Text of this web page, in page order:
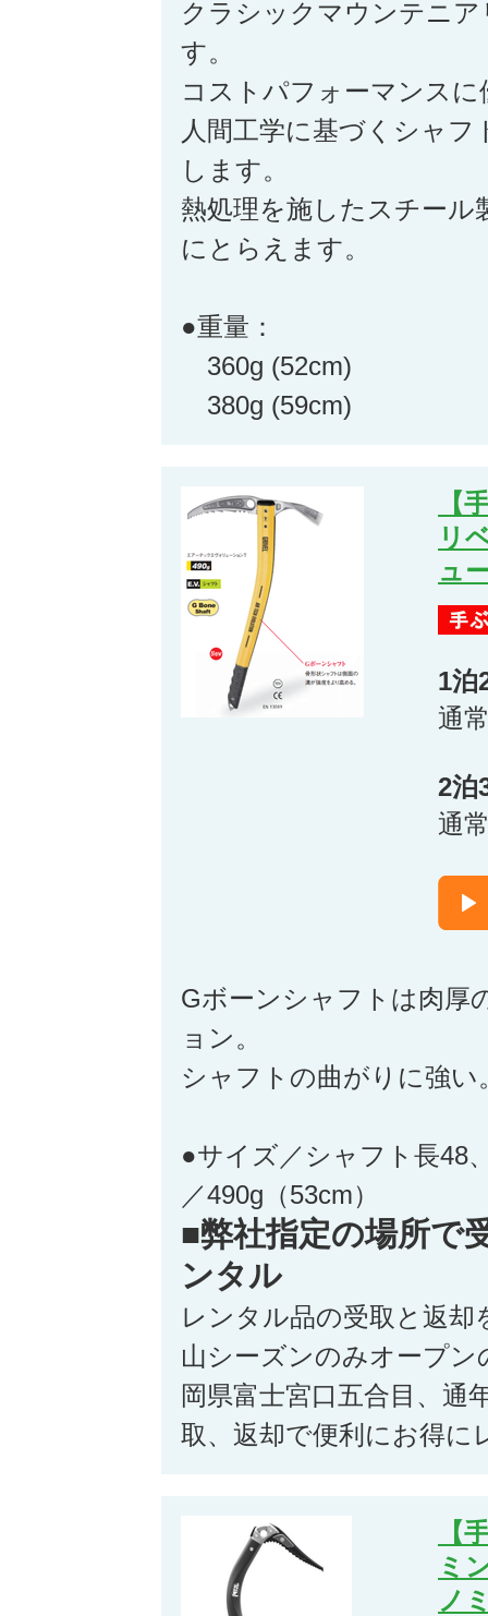
クラシックマウンテニ
す。
コストパフォーマンス
人間工学に基づくシャ
します。
熱処理を施したスチール
にとらえます。
●重量：
360g (52cm)
380g (59cm)
【
リ
ュ
1泊
通
2泊
通
Gボーンシャフトは肉厚
ョン。
シャフトの曲がりに強
●サイズ／シャフト長48
／490g（53cm）
■弊社指定の場所で
ンタル
レンタル品の受取と返却
山シーズンのみオープン
岡県富士宮口五合目、通
取、返却で便利にお得に
【
ミ
ノ